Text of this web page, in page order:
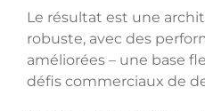
Le résultat est une
robuste, avec des
améliorées – une base
défis commerciaux de